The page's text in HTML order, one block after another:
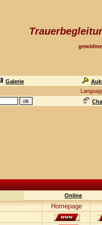
Galerie
Online
Homepage